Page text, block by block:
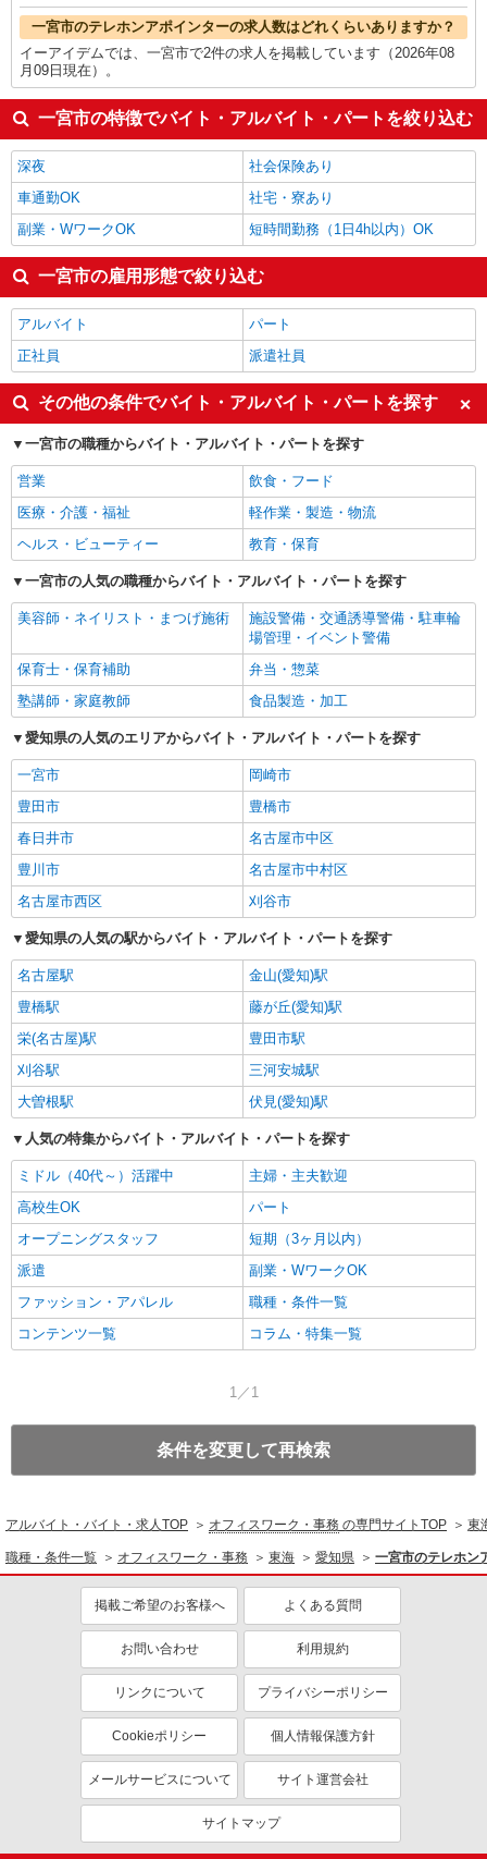
一宮市のテレホンアポインターの求人数はどれくらいありますか？
イーアイデムでは、一宮市で2件の求人を掲載しています（2026年08
月09日現在）。
一宮市の特徴でバイト・アルバイト・パートを絞り込む
深夜
社会保険あり
車通勤OK
社宅・寮あり
副業・WワークOK
短時間勤務（1日4h以内）OK
一宮市の雇用形態で絞り込む
アルバイト
パート
正社員
派遣社員
その他の条件でバイト・アルバイト・パートを探す
一宮市の職種からバイト・アルバイト・パートを探す
営業
飲食・フード
医療・介護・福祉
軽作業・製造・物流
ヘルス・ビューティー
教育・保育
一宮市の人気の職種からバイト・アルバイト・パートを探す
美容師・ネイリスト・まつげ施術
施設警備・交通誘導警備・駐車輪
場管理・イベント警備
保育士・保育補助
弁当・惣菜
塾講師・家庭教師
食品製造・加工
愛知県の人気のエリアからバイト・アルバイト・パートを探す
一宮市
岡崎市
豊田市
豊橋市
春日井市
名古屋市中区
豊川市
名古屋市中村区
名古屋市西区
刈谷市
愛知県の人気の駅からバイト・アルバイト・パートを探す
名古屋駅
金山(愛知)駅
豊橋駅
藤が丘(愛知)駅
栄(名古屋)駅
豊田市駅
刈谷駅
三河安城駅
大曽根駅
伏見(愛知)駅
人気の特集からバイト・アルバイト・パートを探す
ミドル（40代～）活躍中
主婦・主夫歓迎
高校生OK
パート
オープニングスタッフ
短期（3ヶ月以内）
派遣
副業・WワークOK
ファッション・アパレル
職種・条件一覧
コンテンツ一覧
コラム・特集一覧
1／1
条件を変更して再検索
アルバイト・バイト・求人TOP オフィスワーク・事務 の専門サイトTOP 東
職種・条件一覧 オフィスワーク・事務 東海 愛知県 一宮市のテレホン
掲載ご希望のお客様へ よくある質問
お問い合わせ 利用規約
リンクについて プライバシーポリシー
Cookieポリシー 個人情報保護方針
メールサービスについて サイト運営会社
サイトマップ